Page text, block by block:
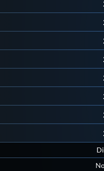
Area Legislativa
Sostenibilità